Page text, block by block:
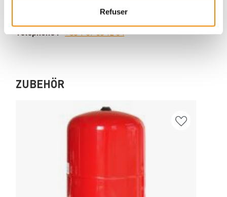
Refuser
[email protected]
Téléphone :
+33 1 59 58 12 04
ZUBEHÖR